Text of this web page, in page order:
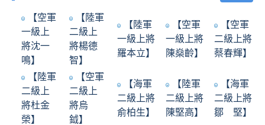
【空軍
一級上
將沈一
鳴】
【陸軍
二級上
將楊德
智】
【陸軍
一級上將
羅本立】
【空軍
一級上將
陳燊齡】
【空軍
二級上將
蔡春輝】
【陸軍
二級上
將杜金
榮】
【空軍
二級上
將烏
鉞】
【海軍
二級上將
俞柏生】
【陸軍
二級上將
陳堅高】
【海軍
二級上將
鄒 堅】